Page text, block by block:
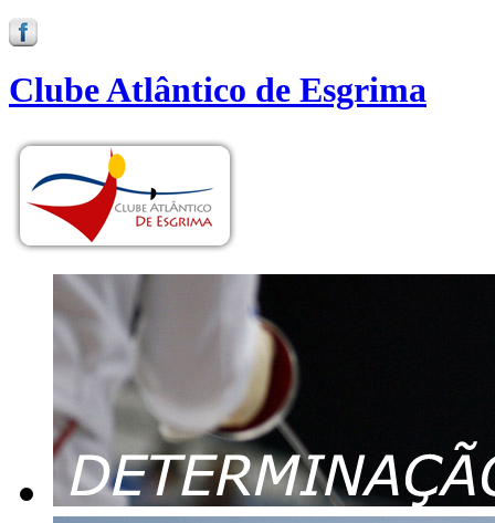
Clube Atlântico de Esgrima